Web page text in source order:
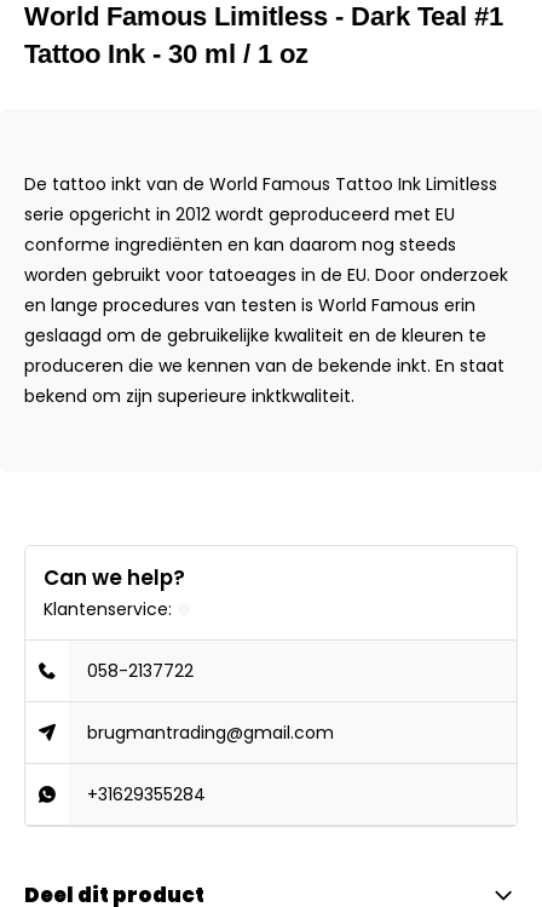
World Famous Limitless - Dark Teal #1
Tattoo Ink - 30 ml / 1 oz
De tattoo inkt van de World Famous Tattoo Ink Limitless
serie opgericht in 2012 wordt geproduceerd met EU
conforme ingrediënten en kan daarom nog steeds
worden gebruikt voor tatoeages in de EU. Door onderzoek
en lange procedures van testen is World Famous erin
geslaagd om de gebruikelijke kwaliteit en de kleuren te
produceren die we kennen van de bekende inkt. En staat
bekend om zijn superieure inktkwaliteit.
Can we help?
Klantenservice:
058-2137722
brugmantrading@gmail.com
+31629355284
Deel dit product